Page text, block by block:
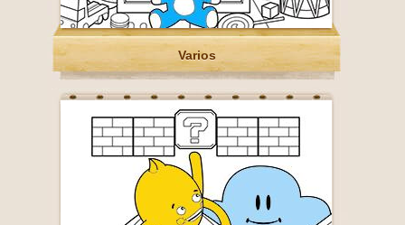
Varios